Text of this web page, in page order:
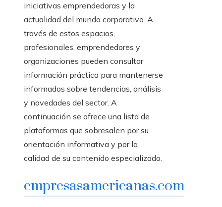
iniciativas emprendedoras y la
actualidad del mundo corporativo. A
través de estos espacios,
profesionales, emprendedores y
organizaciones pueden consultar
información práctica para mantenerse
informados sobre tendencias, análisis
y novedades del sector. A
continuación se ofrece una lista de
plataformas que sobresalen por su
orientación informativa y por la
calidad de su contenido especializado.
empresasamericanas.com